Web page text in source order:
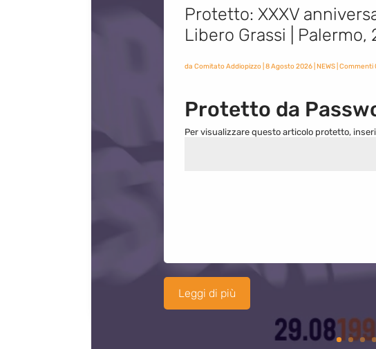
Protetto: XXXV
Libero Grassi | Palermo,
da Comitato Addiopizzo| 8 Agosto 2026| NEWS| Commenti
Protetto da
Per visualizzare questo articolo protetto,
Leggi di più